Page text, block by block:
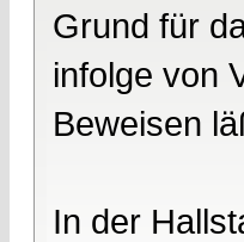
Grund für
infolge von
Beweisen
In der